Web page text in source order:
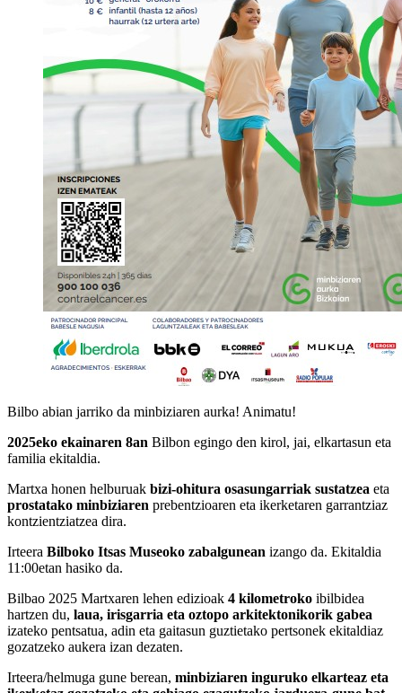
Bilbo abian jarriko da minbiziaren aurka! Animatu!
2025eko ekainaren 8an Bilbon egingo den kirol, jai, elkartasun eta
familia ekitaldia.
Martxa honen helburuak bizi-ohitura osasungarriak sustatzea eta
prostatako minbiziaren prebentzioaren eta ikerketaren garrantziaz
kontzientziatzea dira.
Irteera Bilboko Itsas Museoko zabalgunean izango da. Ekitaldia
11:00etan hasiko da.
Bilbao 2025 Martxaren lehen edizioak 4 kilometroko ibilbidea
hartzen du, laua, irisgarria eta oztopo arkitektonikorik gabea
izateko pentsatua, adin eta gaitasun guztietako pertsonek ekitaldiaz
gozatzeko aukera izan dezaten.
Irteera/helmuga gune berean, minbiziaren inguruko elkarteaz eta